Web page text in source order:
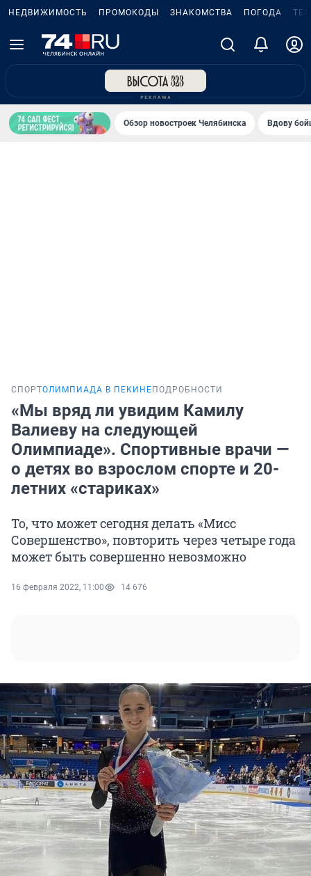
НЕДВИЖИМОСТЬ ПРОМОКОДЫ ЗНАКОМСТВА ПОГОДА
Обзор новостроек Челябинска Вдову
СПОРТОЛИМПИАДА В ПЕКИНЕ ПОДРОБНОСТИ
«Мы вряд ли увидим Камилу
Валиеву на следующей
Олимпиаде». Спортивные врачи —
о детях во взрослом спорте и 20-
летних «стариках»
То, что может сегодня делать «Мисс
Совершенство», повторить через четыре года
может быть совершенно невозможно
16 февраля 2022, 11:00 14 676